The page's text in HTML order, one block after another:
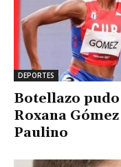
DEPORTES
Botellazo
Roxana
Paulino